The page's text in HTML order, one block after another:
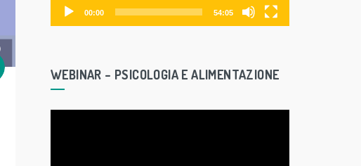
a
r
00:00 54:05
WEBINAR – PSICOLOGIA E ALIMENTAZIONE